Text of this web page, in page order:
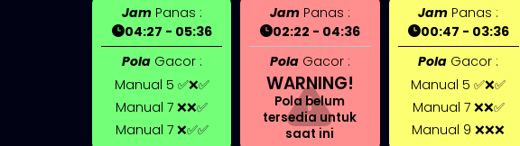
JamPanas :
04:27 - 05:36
PolaGacor :
Manual 5 ✅❌✅
Manual 7 ❌❌✅
Manual 7 ❌✅✅
JamPanas :
02:22 - 04:36
PolaGacor :
WARNING!
Pola belum
tersedia untuk
saat ini
Jam Panas :
00:47 - 03:36
Pola Gacor :
Manual 5 ✅❌✅
Manual 7 ❌❌✅
Manual 9 ❌❌❌